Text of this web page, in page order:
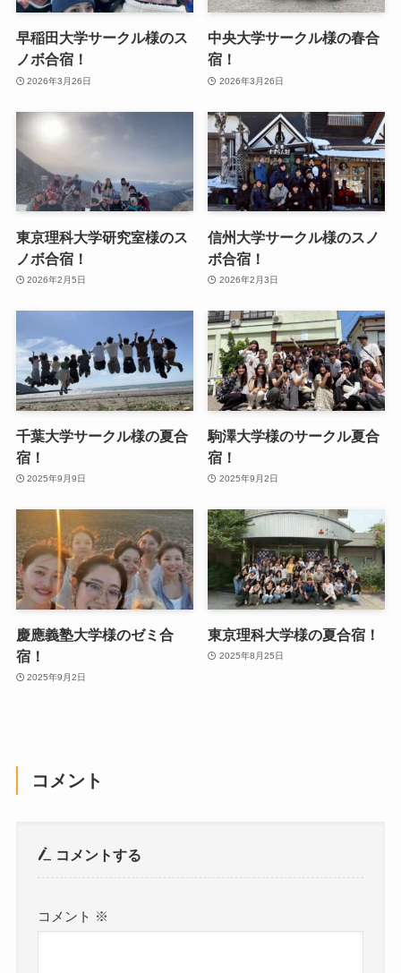
早稲田大学サークル様のス
ノボ合宿！
2026年3月26日
中央大学サークル様の春合
宿！
2026年3月26日
東京理科大学研究室様のス
ノボ合宿！
2026年2月5日
信州大学サークル様のスノ
ボ合宿！
2026年2月3日
千葉大学サークル様の夏合
宿！
2025年9月9日
駒澤大学様のサークル夏合
宿！
2025年9月2日
慶應義塾大学様のゼミ合
宿！
2025年9月2日
東京理科大学様の夏合宿！
2025年8月25日
コメント
コメントする
コメント ※